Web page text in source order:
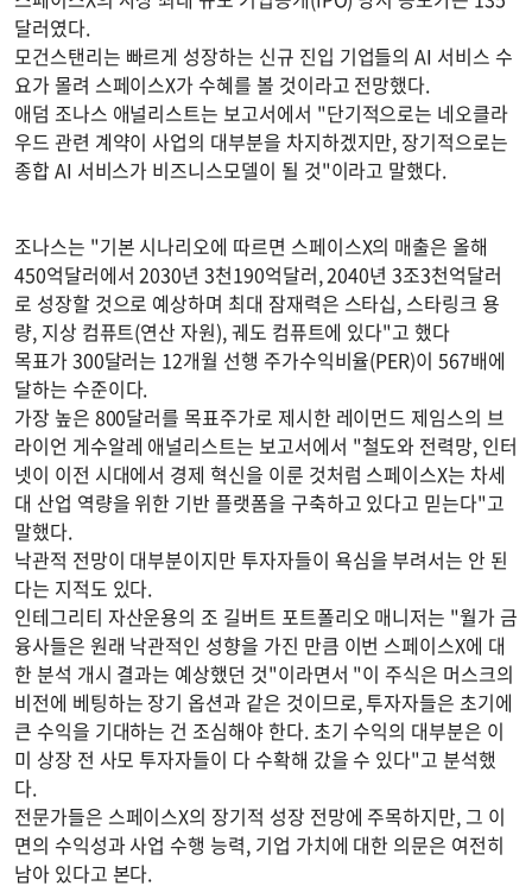
달러였다.
모건스탠리는 빠르게 성장하는 신규 진입 기업들의 AI 서비스 수
요가 몰려 스페이스X가 수혜를 볼 것이라고 전망했다.
애덤 조나스 애널리스트는 보고서에서 "단기적으로는 네오클라
우드 관련 계약이 사업의 대부분을 차지하겠지만, 장기적으로는
종합 AI 서비스가 비즈니스모델이 될 것"이라고 말했다.
조나스는 "기본 시나리오에 따르면 스페이스X의 매출은 올해
450억달러에서 2030년 3천190억달러, 2040년 3조3천억달러
로 성장할 것으로 예상하며 최대 잠재력은 스타십, 스타링크 용
량, 지상 컴퓨트(연산 자원), 궤도 컴퓨트에 있다"고 했다
목표가 300달러는 12개월 선행 주가수익비율(PER)이 567배에
달하는 수준이다.
가장 높은 800달러를 목표주가로 제시한 레이먼드 제임스의 브
라이언 게수알레 애널리스트는 보고서에서 "철도와 전력망, 인터
넷이 이전 시대에서 경제 혁신을 이룬 것처럼 스페이스X는 차세
대 산업 역량을 위한 기반 플랫폼을 구축하고 있다고 믿는다"고
말했다.
낙관적 전망이 대부분이지만 투자자들이 욕심을 부려서는 안 된
다는 지적도 있다.
인테그리티 자산운용의 조 길버트 포트폴리오 매니저는 "월가 금
융사들은 원래 낙관적인 성향을 가진 만큼 이번 스페이스X에 대
한 분석 개시 결과는 예상했던 것"이라면서 "이 주식은 머스크의
비전에 베팅하는 장기 옵션과 같은 것이므로, 투자자들은 초기에
큰 수익을 기대하는 건 조심해야 한다. 초기 수익의 대부분은 이
미 상장 전 사모 투자자들이 다 수확해 갔을 수 있다"고 분석했
다.
전문가들은 스페이스X의 장기적 성장 전망에 주목하지만, 그 이
면의 수익성과 사업 수행 능력, 기업 가치에 대한 의문은 여전히
남아 있다고 본다.